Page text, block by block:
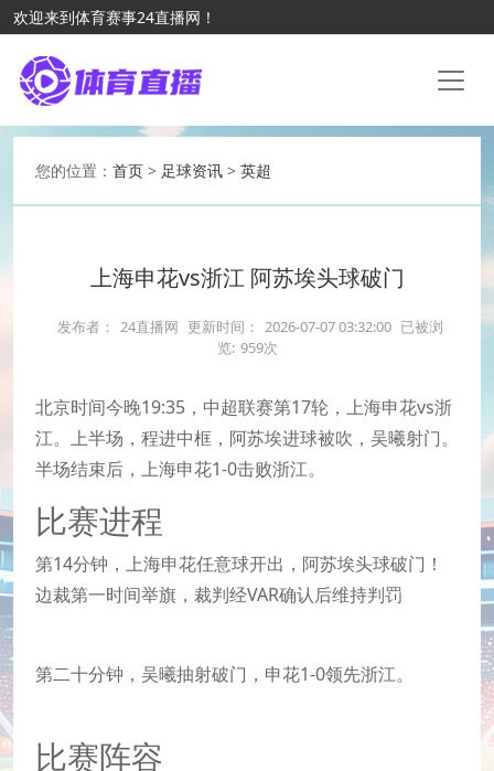
欢迎来到体育赛事24直播网！
您的位置： 首页 > 足球资讯 > 英超
上海申花vs浙江 阿苏埃头球破门
发布者： 24直播网 更新时间： 2026-07-07 03:32:00 已被浏
览: 959次
北京时间今晚19:35，中超联赛第17轮，上海申花vs浙
江。上半场，程进中框，阿苏埃进球被吹，吴曦射门。
半场结束后，上海申花1-0击败浙江。
比赛进程
第14分钟，上海申花任意球开出，阿苏埃头球破门！
边裁第一时间举旗，裁判经VAR确认后维持判罚
第二十分钟，吴曦抽射破门，申花1-0领先浙江。
比赛阵容